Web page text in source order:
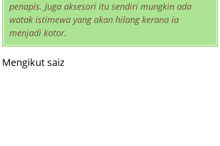
penapis. Juga aksesori itu sendiri mungkin ada
watak istimewa yang akan hilang kerana ia
menjadi kotor.
Mengikut saiz